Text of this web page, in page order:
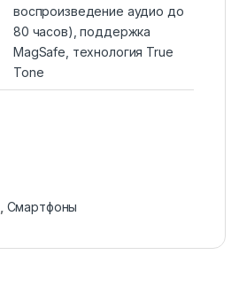
воспроизведение аудио до
80 часов), поддержка
MagSafe, технология True
Tone
Смартфоны